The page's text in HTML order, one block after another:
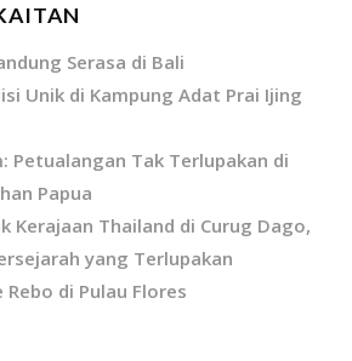
Serasa di Bali
Unik di Kampung Adat Prai Ijing
Petualangan Tak Terlupakan di
Papua
Kerajaan Thailand di Curug Dago,
yang Terlupakan
Rebo di Pulau Flores